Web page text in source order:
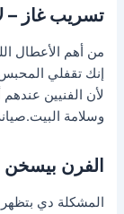
تسريب غاز – لازم
من أهم الأعطال
إنك تقفلي
لأن الفنيين
وسلامة
الفرن بيسخن
المشكلة دي